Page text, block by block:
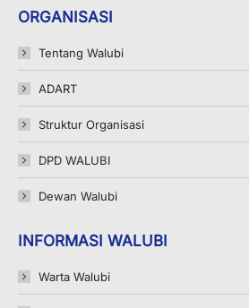
opens
in
new
window
opens
in
new
window
opens
in
new
ORGANISASI
Tentang Walubi
ADART
Struktur Organisasi
DPD WALUBI
Dewan Walubi
INFORMASI WALUBI
Warta Walubi